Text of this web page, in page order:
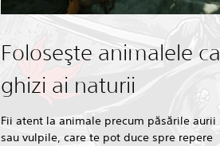
Foloseşte animalele ca
ghizi ai naturii
Fii atent la animale precum păsările aurii
sau vulpile, care te pot duce spre repere